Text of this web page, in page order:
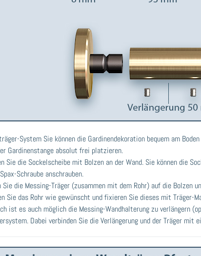
System Sie können die Gardinendekoration bequem am
Gardinenstange absolut frei platzieren.
Sie die Sockelscheibe mit Bolzen an der Wand. Sie können die
Schraube anschrauben.
Sie die Messing-Träger (zusammen mit dem Rohr) auf die Bolzen
Sie das Rohr wie gewünscht und fixieren Sie dieses mit Träger-
ist es auch möglich die Messing-Wandhalterung zu verlängern
Dabei verbinden Sie die Verlängerung und der Träger mit